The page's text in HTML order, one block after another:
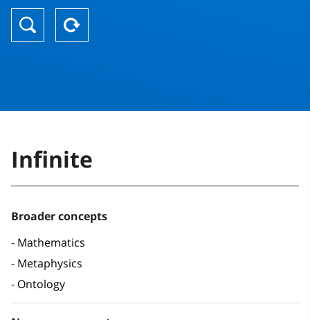
Infinite
Broader concepts
Mathematics
Metaphysics
Ontology